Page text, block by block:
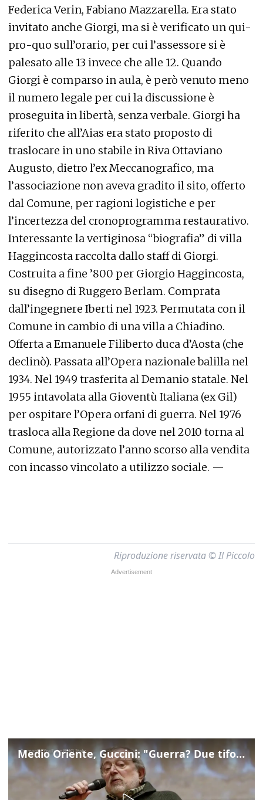
Federica Verin, Fabiano Mazzarella. Era stato
invitato anche Giorgi, ma si è verificato un qui-
pro-quo sull’orario, per cui l’assessore si è
palesato alle 13 invece che alle 12. Quando
Giorgi è comparso in aula, è però venuto meno
il numero legale per cui la discussione è
proseguita in libertà, senza verbale. Giorgi ha
riferito che all’Aias era stato proposto di
traslocare in uno stabile in Riva Ottaviano
Augusto, dietro l’ex Meccanografico, ma
l’associazione non aveva gradito il sito, offerto
dal Comune, per ragioni logistiche e per
l’incertezza del cronoprogramma restaurativo.
Interessante la vertiginosa “biografia” di villa
Haggincosta raccolta dallo staff di Giorgi.
Costruita a fine ’800 per Giorgio Haggincosta,
su disegno di Ruggero Berlam. Comprata
dall’ingegnere Iberti nel 1923. Permutata con il
Comune in cambio di una villa a Chiadino.
Offerta a Emanuele Filiberto duca d’Aosta (che
declinò). Passata all’Opera nazionale balilla nel
1934. Nel 1949 trasferita al Demanio statale. Nel
1955 intavolata alla Gioventù Italiana (ex Gil)
per ospitare l’Opera orfani di guerra. Nel 1976
trasloca alla Regione da dove nel 2010 torna al
Comune, autorizzato l’anno scorso alla vendita
con incasso vincolato a utilizzo sociale. —
Riproduzione riservata © Il Piccolo
Medio Oriente, Guccini: "Guerra? Due tifoserie che si urlano contro e dimenticano vittime"